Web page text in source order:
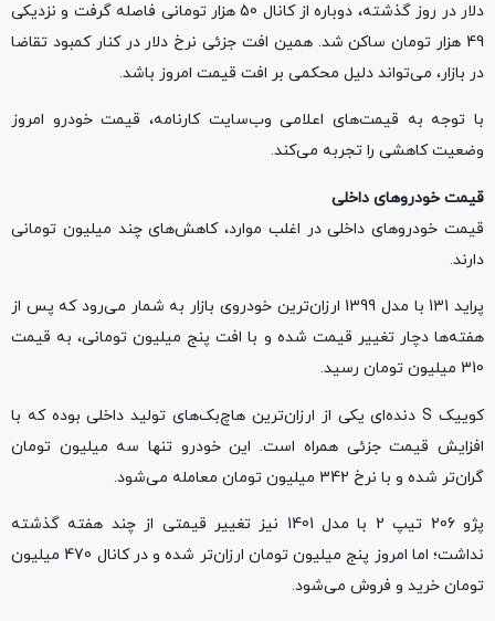
دلار در روز گذشته، دوباره از کانال 50 هزار تومانی فاصله گرفت و نزدیکی
49 هزار تومان ساکن شد. همین افت جزئی نرخ دلار در کنار کمبود تقاضا
در بازار، می‌تواند دلیل محکمی بر افت قیمت امروز باشد.
با توجه به قیمت‌های اعلامی وب‌سایت کارنامه، قیمت خودرو امروز
وضعیت کاهشی را تجربه می‌کند.
قیمت خودروهای داخلی
قیمت خودروهای داخلی در اغلب موارد، کاهش‌های چند میلیون تومانی
دارند.
پراید 131 با مدل 1399 ارزان‌ترین خودروی بازار به شمار می‌رود که پس از
هفته‌ها دچار تغییر قیمت شده و با افت پنج میلیون تومانی، به قیمت
310 میلیون تومان رسید.
کوییک S دنده‌ای یکی از ارزان‌ترین هاچ‌بک‌های تولید داخلی بوده که با
افزایش قیمت جزئی همراه است. این خودرو تنها سه میلیون تومان
گران‌تر شده و با نرخ 342 میلیون تومان معامله می‌شود.
پژو 206 تیپ 2 با مدل 1401 نیز تغییر قیمتی از چند هفته گذشته
نداشت؛ اما امروز پنج میلیون تومان ارزان‌تر شده و در کانال 470 میلیون
تومان خرید و فروش می‌شود.